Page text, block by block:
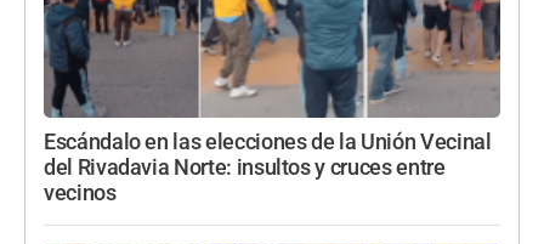
Escándalo en las elecciones de la Unión Vecinal
del Rivadavia Norte: insultos y cruces entre
vecinos